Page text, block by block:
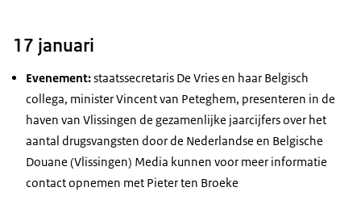
17 januari
Evenement:staatssecretaris De Vries en haar Belgisch
collega, minister Vincent van Peteghem, presenteren in de
haven van Vlissingen de gezamenlijke jaarcijfers over het
aantal drugsvangsten door de Nederlandse en Belgische
Douane (Vlissingen) Media kunnen voor meer informatie
contact opnemen met Pieter ten Broeke